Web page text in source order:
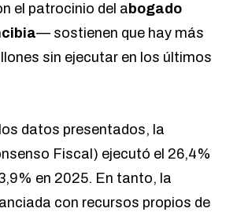
el patrocinio del a bogado
— sostienen que hay más
sin ejecutar en los últimos
datos presentados, la
Fiscal) ejecutó el 26,4%
en 2025. En tanto, la
con recursos propios de